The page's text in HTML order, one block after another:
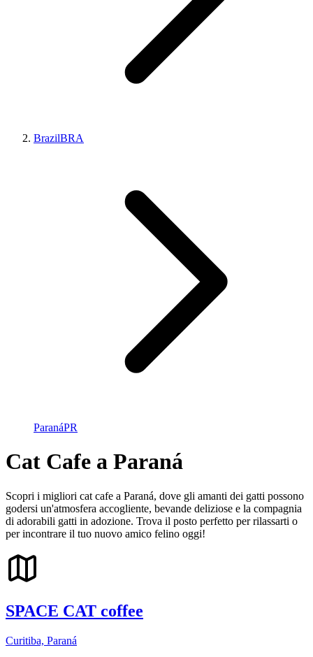
BrazilBRA
ParanáPR
Cat Cafe a Paraná
Scopri i migliori cat cafe a Paraná, dove gli amanti dei gatti possono
godersi un'atmosfera accogliente, bevande deliziose e la compagnia
di adorabili gatti in adozione. Trova il posto perfetto per rilassarti o
per incontrare il tuo nuovo amico felino oggi!
SPACE CAT coffee
Curitiba, Paraná